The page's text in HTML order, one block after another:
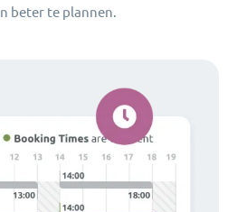
beter te plannen.